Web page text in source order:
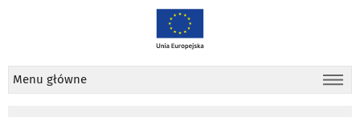
Menu główne